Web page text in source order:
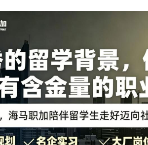
全部、金融科技、政企安全、攻防演练、
?
全工具经验，提前考相关证书，尽早网申